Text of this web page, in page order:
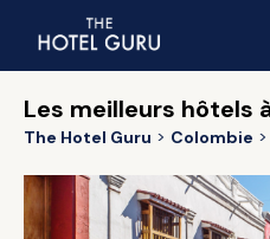
Les meilleurs hôtels
The Hotel Guru Colombie